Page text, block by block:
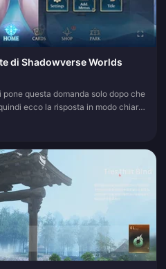
di Shadowverse Worlds
questa domanda solo dopo che
ecco la risposta in modo chiaro: